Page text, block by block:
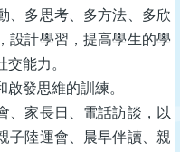
、多思考、多方法、多欣
設計學習，提高學生的學
能力。
發思維的訓練。
、家長日、電話訪談，以
子陸運會、晨早伴讀、親